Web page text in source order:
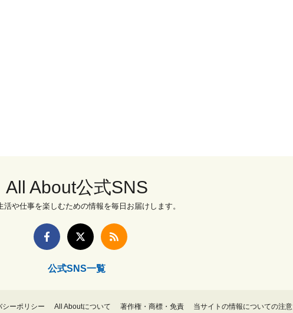
All About公式SNS
活や仕事を楽しむための情報を毎日お届けします。
公式SNS一覧
シーポリシー All Aboutについて 著作権・商標・免責 当サイトの情報についての注意